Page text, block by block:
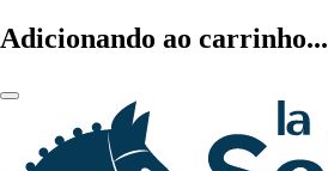
Adicionando ao carrinho...